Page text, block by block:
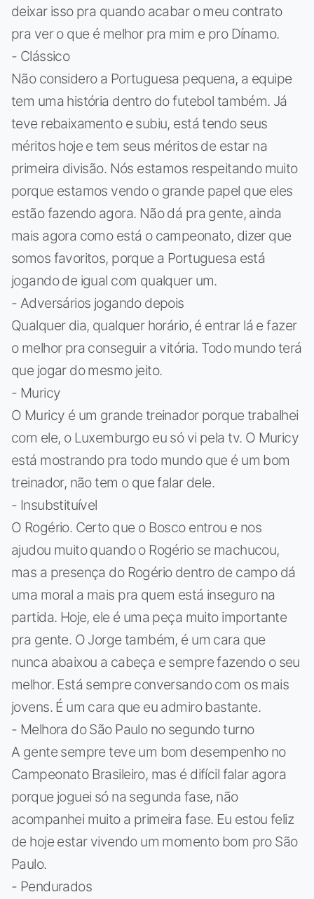
deixar isso pra quando acabar o meu contrato
pra ver o que é melhor pra mim e pro Dínamo.
- Clássico
Não considero a Portuguesa pequena, a equipe
tem uma história dentro do futebol também. Já
teve rebaixamento e subiu, está tendo seus
méritos hoje e tem seus méritos de estar na
primeira divisão. Nós estamos respeitando muito
porque estamos vendo o grande papel que eles
estão fazendo agora. Não dá pra gente, ainda
mais agora como está o campeonato, dizer que
somos favoritos, porque a Portuguesa está
jogando de igual com qualquer um.
- Adversários jogando depois
Qualquer dia, qualquer horário, é entrar lá e fazer
o melhor pra conseguir a vitória. Todo mundo terá
que jogar do mesmo jeito.
- Muricy
O Muricy é um grande treinador porque trabalhei
com ele, o Luxemburgo eu só vi pela tv. O Muricy
está mostrando pra todo mundo que é um bom
treinador, não tem o que falar dele.
- Insubstituível
O Rogério. Certo que o Bosco entrou e nos
ajudou muito quando o Rogério se machucou,
mas a presença do Rogério dentro de campo dá
uma moral a mais pra quem está inseguro na
partida. Hoje, ele é uma peça muito importante
pra gente. O Jorge também, é um cara que
nunca abaixou a cabeça e sempre fazendo o seu
melhor. Está sempre conversando com os mais
jovens. É um cara que eu admiro bastante.
- Melhora do São Paulo no segundo turno
A gente sempre teve um bom desempenho no
Campeonato Brasileiro, mas é difícil falar agora
porque joguei só na segunda fase, não
acompanhei muito a primeira fase. Eu estou feliz
de hoje estar vivendo um momento bom pro São
Paulo.
- Pendurados